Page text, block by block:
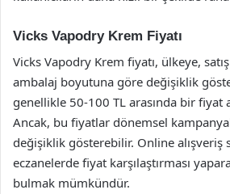
Vicks Vapodry Krem Fiyatı
Vicks Vapodry Krem fiyatı, ülkeye,
ambalaj boyutuna göre değişiklik
genellikle 50-100 TL arasında bir fiyat
Ancak, bu fiyatlar dönemsel
değişiklik gösterebilir. Online alışveriş
eczanelerde fiyat karşılaştırması
bulmak mümkündür.